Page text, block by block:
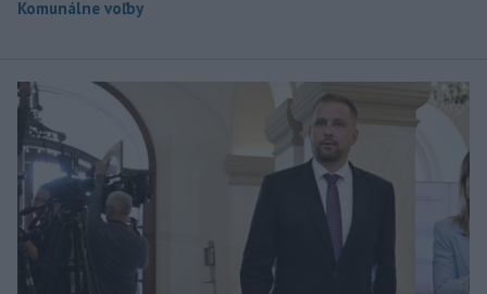
Komunálne voľby